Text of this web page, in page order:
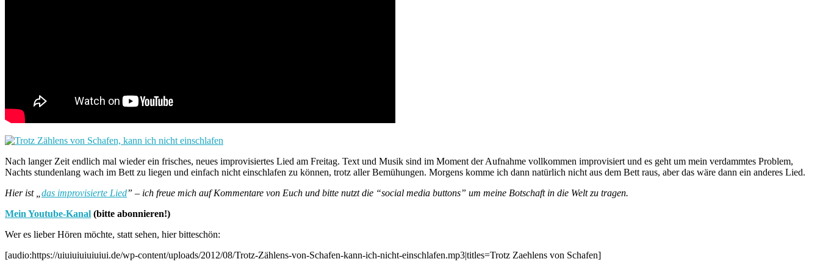
Nach langer Zeit endlich mal wieder ein frisches, neues improvisiertes Lied am Freitag. Text und Musik sind im Moment der Aufnahme vollkommen improvisiert und es geht um mein verdammtes Problem,
Nachts stundenlang wach im Bett zu liegen und einfach nicht einschlafen zu können, trotz aller Bemühungen. Morgens komme ich dann natürlich nicht aus dem Bett raus, aber das wäre dann ein anderes Lied.
Hier ist „ das improvisierte Lied” – ich freue mich auf Kommentare von Euch und bitte nutzt die “social media buttons” um meine Botschaft in die Welt zu tragen.
Mein Youtube-Kanal (bitte abonnieren!)
Wer es lieber Hören möchte, statt sehen, hier bitteschön:
[audio:https://uiuiuiuiuiuiui.de/wp-content/uploads/2012/08/Trotz-Zählens-von-Schafen-kann-ich-nicht-einschlafen.mp3|titles=Trotz Zaehlens von Schafen]